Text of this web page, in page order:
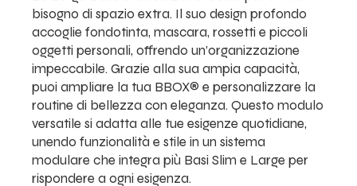
bisogno di spazio extra. Il suo design profondo
accoglie fondotinta, mascara, rossetti e piccoli
oggetti personali, offrendo un’organizzazione
impeccabile. Grazie alla sua ampia capacità,
puoi ampliare la tua BBOX® e personalizzare la
routine di bellezza con eleganza. Questo modulo
versatile si adatta alle tue esigenze quotidiane,
unendo funzionalità e stile in un sistema
modulare che integra più Basi Slim e Large per
rispondere a ogni esigenza.